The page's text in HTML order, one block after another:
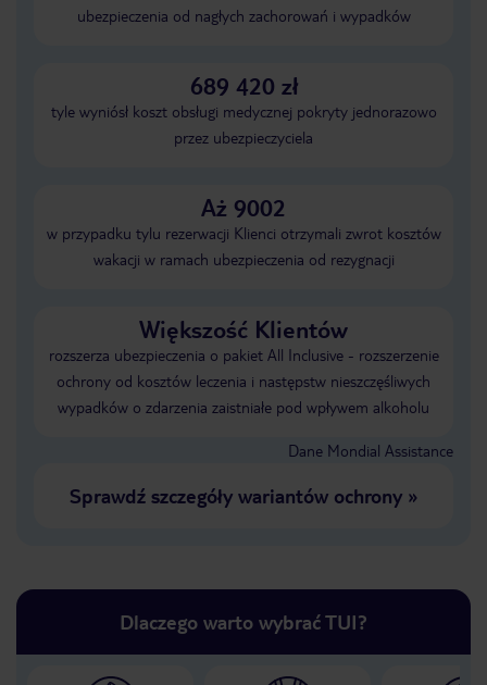
ubezpieczenia od nagłych zachorowań i wypadków
689 420 zł
tyle wyniósł koszt obsługi medycznej pokryty jednorazowo
przez ubezpieczyciela
Aż 9002
w przypadku tylu rezerwacji Klienci otrzymali zwrot kosztów
wakacji w ramach ubezpieczenia od rezygnacji
Większość Klientów
rozszerza ubezpieczenia o pakiet All Inclusive - rozszerzenie
ochrony od kosztów leczenia i następstw nieszczęśliwych
wypadków o zdarzenia zaistniałe pod wpływem alkoholu
Dane Mondial Assistance
Sprawdź szczegóły wariantów ochrony»
Dlaczego warto wybrać TUI?